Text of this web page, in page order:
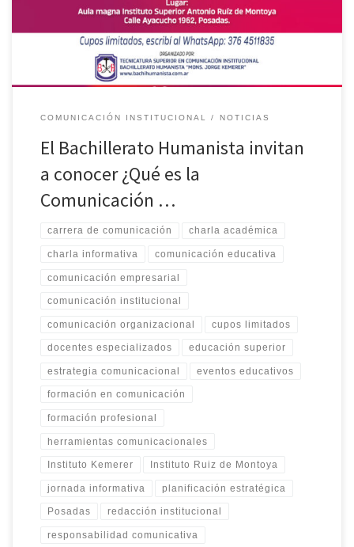
viernes 3 de noviembre, a las 18.00 horas en el aula magna del
COMUNICACIÓN INSTITUCIONAL NOTICIAS
El Bachillerato Humanista invitan
a conocer ¿Qué es la
Comunicación …
carrera de comunicación charla académica
charla informativa comunicación educativa
comunicación empresarial
comunicación institucional
comunicación organizacional cupos limitados
docentes especializados educación superior
estrategia comunicacional eventos educativos
formación en comunicación
formación profesional
herramientas comunicacionales
Instituto Kemerer Instituto Ruiz de Montoya
jornada informativa planificación estratégica
Posadas redacción institucional
responsabilidad comunicativa